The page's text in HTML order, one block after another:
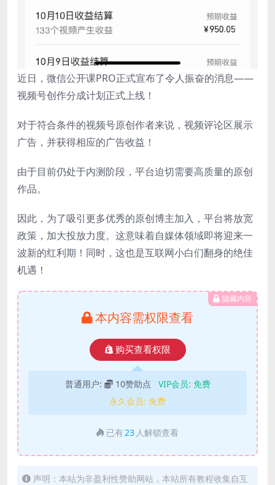
近日，微信公开课PRO正式宣布了令人振奋的消息——
视频号创作分成计划正式上线！
对于符合条件的视频号原创作者来说，视频评论区展示
广告，并获得相应的广告收益！
由于目前仍处于内测阶段，平台迫切需要高质量的原创
作品。
因此，为了吸引更多优秀的原创博主加入，平台将放宽
政策，加大投放力度。这意味着自媒体领域即将迎来一
波新的红利期！同时，这也是互联网小白们翻身的绝佳
机遇！
隐藏内容
本内容需权限查看
购买查看权限
普通用户: 10赞助点 VIP会员: 免费
永久会员: 免费
已有 23 人解锁查看
声明：本站为非盈利性赞助网站，本站所有教程收集自互